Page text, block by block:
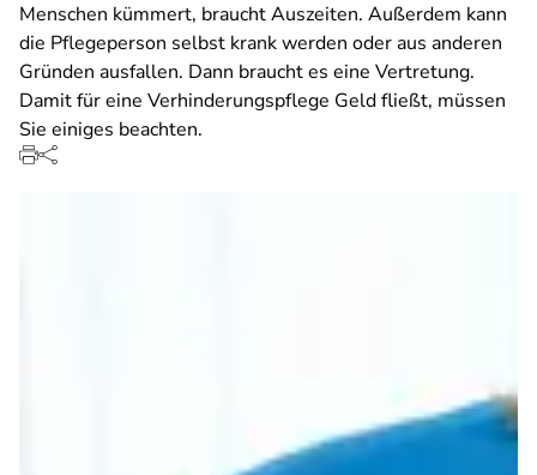
Menschen kümmert, braucht Auszeiten. Außerdem kann
die Pflegeperson selbst krank werden oder aus anderen
Gründen ausfallen. Dann braucht es eine Vertretung.
Damit für eine Verhinderungspflege Geld fließt, müssen
Sie einiges beachten.